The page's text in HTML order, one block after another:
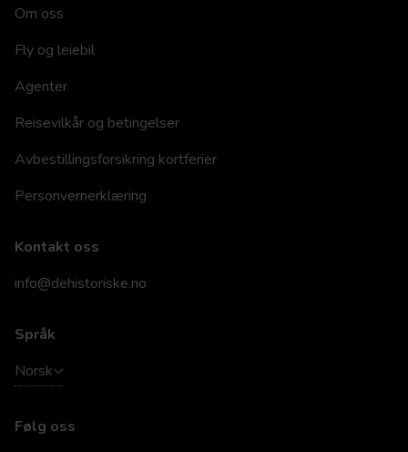
Om oss
Fly og leiebil
Agenter
Reisevilkår og betingelser
Avbestillingsforsikring kortferier
Personvernerklæring
Kontakt oss
info@dehistoriske.no
Språk
Norsk
Følg oss